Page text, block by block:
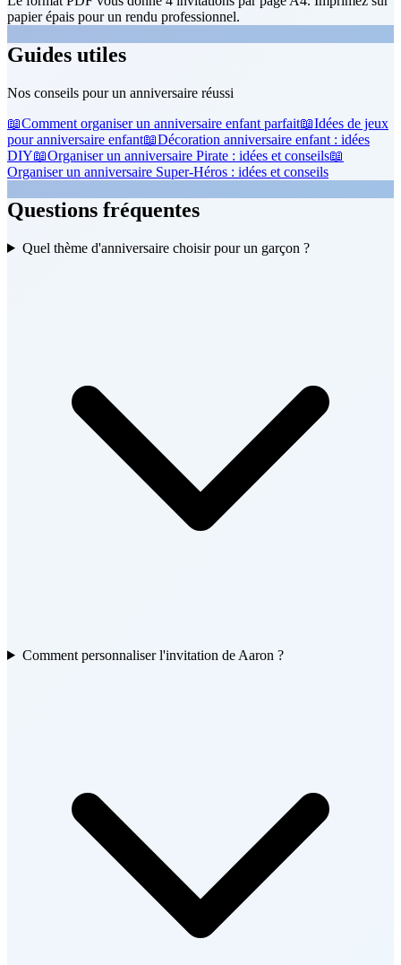
papier épais pour un rendu professionnel.
Guides utiles
Nos conseils pour un anniversaire réussi
📖Comment organiser un anniversaire enfant parfait📖Idées de jeux
pour anniversaire enfant📖Décoration anniversaire enfant : idées
DIY📖Organiser un anniversaire Pirate : idées et conseils📖
Organiser un anniversaire Super-Héros : idées et conseils
Questions fréquentes
Quel thème d'anniversaire choisir pour un garçon ?
Comment personnaliser l'invitation de Aaron ?